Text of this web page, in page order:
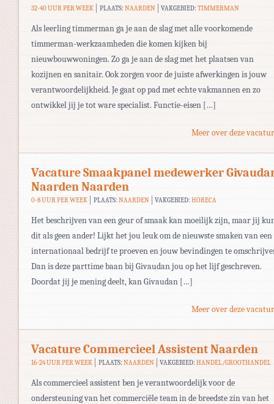
32-40 UUR PER WEEK PLAATS: NAARDEN VAKGEBIED:TIMMERMAN
Als leerling timmerman ga je aan de slag met alle voorkomende
timmerman-werkzaamheden die komen kijken bij
nieuwbouwwoningen. Zo ga je aan de slag met het plaatsen van
kozijnen en sanitair. Ook zorgen voor de juiste afwerkingen is jouw
verantwoordelijkheid. Je gaat op pad met echte vakmannen en zo
ontwikkel jij je tot ware specialist. Functie-eisen […]
Meer over deze
Vacature Smaakpanel medewerker
Naarden Naarden
0-8 UUR PER WEEK PLAATS: NAARDEN VAKGEBIED:HORECA
Het beschrijven van een geur of smaak kan moeilijk zijn, maar jij
dit als geen ander! Lijkt het jou leuk om de nieuwste smaken van een
internationaal bedrijf te proeven en jouw bevindingen te
Dan is deze parttime baan bij Givaudan jou op het lijf geschreven.
Doordat jij je mening deelt, kan Givaudan […]
Meer over deze
Vacature Commercieel Assistent Naarden
16-24 UUR PER WEEK PLAATS: NAARDEN VAKGEBIED:HANDEL/GROOTHANDEL
Als commercieel assistent ben je verantwoordelijk voor de
ondersteuning van het commerciële team in de breedste zin van het